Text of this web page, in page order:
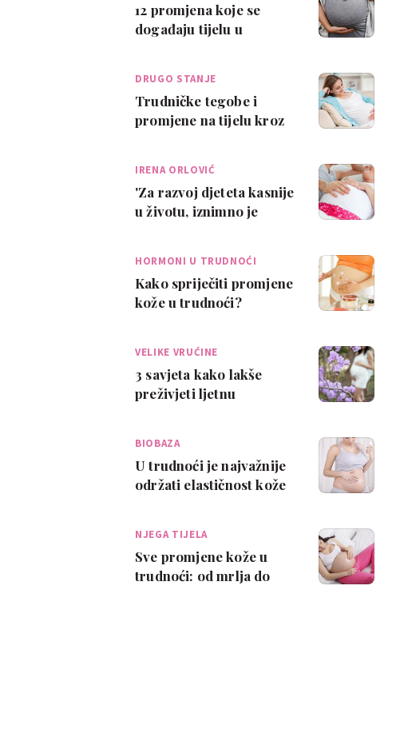
12 promjena koje se
događaju tijelu u
DRUGO STANJE
Trudničke tegobe i
promjene na tijelu kroz
IRENA ORLOVIĆ
'Za razvoj djeteta kasnije
u životu, iznimno je
HORMONI U TRUDNOĆI
Kako spriječiti promjene
kože u trudnoći?
VELIKE VRUĆINE
3 savjeta kako lakše
preživjeti ljetnu
BIOBAZA
U trudnoći je najvažnije
održati elastičnost kože
NJEGA TIJELA
Sve promjene kože u
trudnoći: od mrlja do